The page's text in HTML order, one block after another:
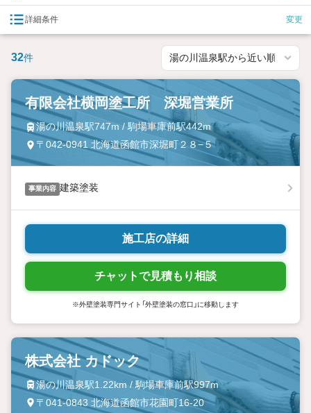
詳細条件 変更
32件
有限会社横岡塗工所 深堀営業所
湯の川温泉駅747m / 駒場車庫前駅442m
〒042-0941 北海道函館市深堀町２８−５
事業内容 建築塗装
施工店の詳細
チャットで見積もり相談
※外壁塗装専門サイト「外壁塗装の窓口」に移動します
株式会社 カドック
湯の川温泉駅1.22km / 駒場車庫前駅997m
〒041-0843 北海道函館市花園町16-20